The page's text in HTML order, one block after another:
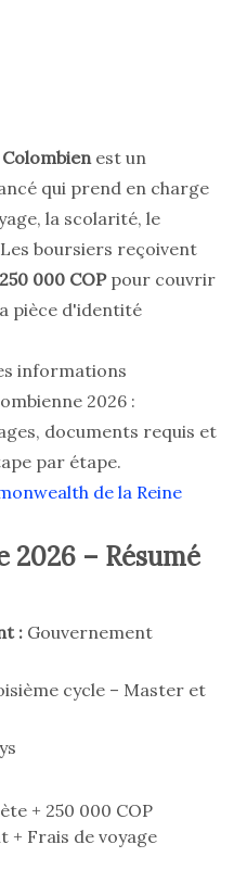
est un
qui prend en charge
la scolarité, le
boursiers reçoivent
000 COPpour couvrir
pièce d'identité
informations
2026 :
documents requis et
par étape.
de la Reine
2026 – Résumé
: Gouvernement
cycle – Master et
+ 250 000 COP
+ Frais de voyage